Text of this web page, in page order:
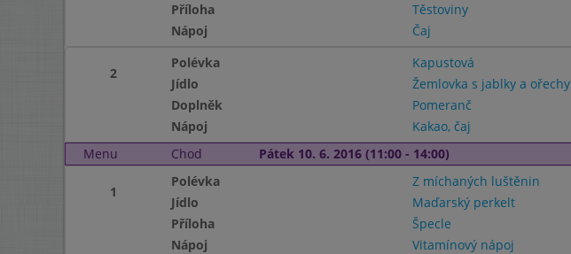
Příloha
Těstoviny
Nápoj
Čaj
2
Polévka Kapustová
Jídlo
Žemlovka s jablky a ořechy
Doplněk
Pomeranč
Nápoj
Kakao, čaj
Menu
Chod Pátek 10. 6. 2016 (11:00 - 14:00)
1
Polévka Z míchaných luštěnin
Jídlo
Maďarský perkelt
Příloha
Špecle
Nápoj
Vitamínový nápoj